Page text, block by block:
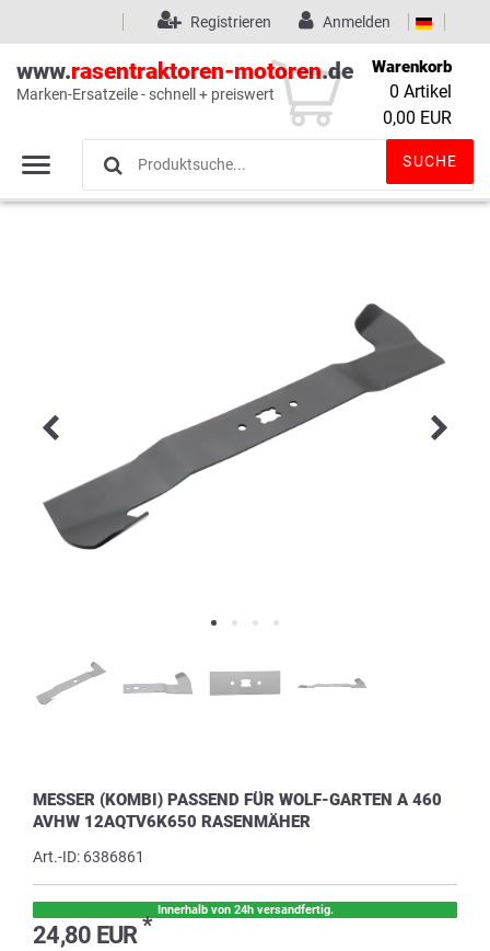
Wunschliste (0)
Anmelden
Registrieren
www.rasentraktoren-motoren.de
Marken-Ersatzeile - schnell + preiswert
SUCHE
Warenkorb
0 Artikel
0,00 EUR
MESSER (KOMBI) PASSEND FÜR WOLF-GARTEN A 460
AVHW 12AQTV6K650 RASENMÄHER
Art.-ID: 6386861
Innerhalb von 24h versandfertig.
24,80 EUR*